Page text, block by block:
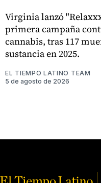
Virginia lanzó
primera campaña
cannabis, tras 117
sustancia en 2025.
EL TIEMPO LATINO TEAM
5 de agosto de 2026